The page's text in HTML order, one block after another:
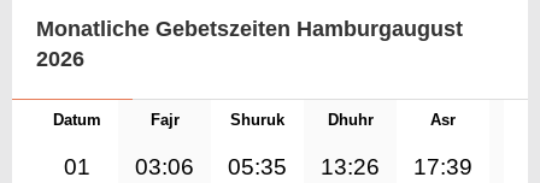
Monatliche Gebetszeiten Hamburgaugust
2026
Datum Fajr Shuruk Dhuhr Asr
01 03:06 05:35 13:26 17:39